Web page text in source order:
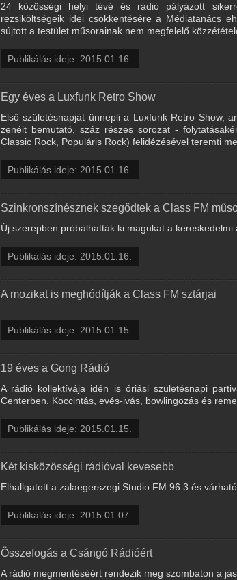
24 közösségi helyi tévé és rádió pályázott
rezsiköltségeik idei csökkentésére a Médiatanács
sújtott a testület műsorainak nem megfelelő
Publikálás ideje: 2015.01.16.
Egy éves a Luxfunk Retro Show
Első születésnapját ünnepli a Luxfunk Retro Show,
zenéit bemutató, száz részes sorozat -
Classic Rock, Populáris Rock) felidézésével teremti
Publikálás ideje: 2015.01.16.
Szinkronszínésznek szegődtek a Class FM
Új szerepben próbálhatták ki magukat a kereskedelmi
Publikálás ideje: 2015.01.16.
A mozikat is meghódítják a Class FM sztárjai
Publikálás ideje: 2015.01.15.
19 éves a Gong Rádió
A rádió kollektívája idén is óriási születésnapi
Centerben. Koccintás, evés-ivás, bowlingozás és
Publikálás ideje: 2015.01.15.
Két kisközösségi rádióval kevesebb
Elhallgatott a zalaegerszegi Studio FM 96.3 és
Publikálás ideje: 2015.01.07.
Összefogás a Csángó Rádióért
A rádió megmentéséért rendezik meg szombaton a